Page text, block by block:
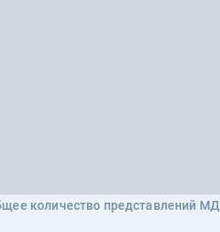
количество представлений МД